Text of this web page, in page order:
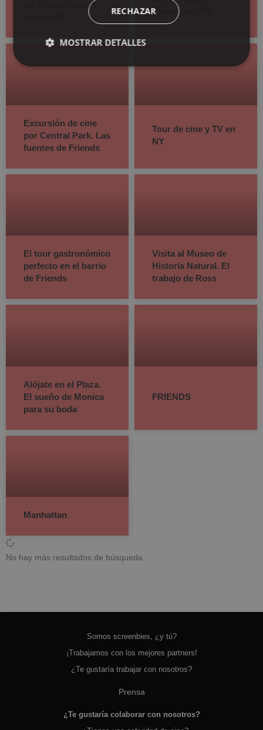
de ‘Friends’ cobra
Experience NY
Excursión de cine
por Central Park. Las
fuentes de Friends
Tour de cine y TV en
NY
El tour gastronómico
perfecto en el barrio
de Friends
Visita al Museo de
Historia Natural. El
trabajo de Ross
Alójate en el Plaza.
El sueño de Monica
para su boda
FRIENDS
Manhattan
No hay más resultados de búsqueda
Somos screenbies, ¿y tú?
¡Trabajamos con los mejores partners!
¿Te gustaría trabajar con nosotros?
Prensa
¿Te gustaría colaborar con nosotros?
RECHAZAR
MOSTRAR DETALLES